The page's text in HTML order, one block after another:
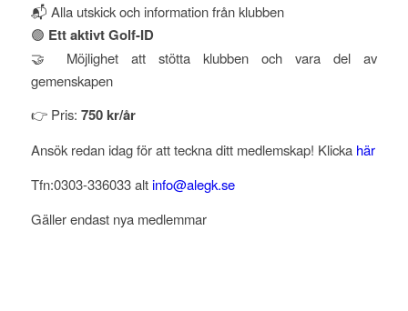
📬 Alla utskick och information från klubben
🟢 Ett aktivt Golf-ID
🤝 Möjlighet att stötta klubben och vara del av
gemenskapen
👉 Pris: 750 kr/år
Ansök redan idag för att teckna ditt medlemskap! Klicka här
Tfn:0303-336033 altinfo@alegk.se
Gäller endast nya medlemmar